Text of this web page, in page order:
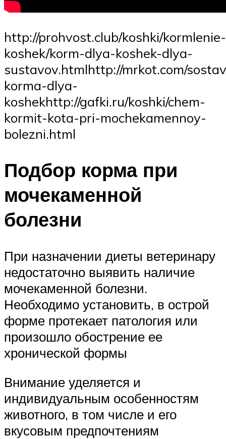
http://prohvost.club/koshki/kormlenie-
koshek/korm-dlya-koshek-dlya-
sustavov.htmlhttp://mrkot.com/
korma-dlya-
koshekhttp://gafki.ru/koshki/chem-
kormit-kota-pri-mochekamennoy-
bolezni.html
Подбор корма при
мочекаменной
болезни
При назначении диеты ветеринару
недостаточно выявить наличие
мочекаменной болезни.
Необходимо установить, в острой
форме протекает патология или
произошло обострение ее
хронической формы
Внимание уделяется и
индивидуальным особенностям
животного, в том числе и его
вкусовым предпочтениям